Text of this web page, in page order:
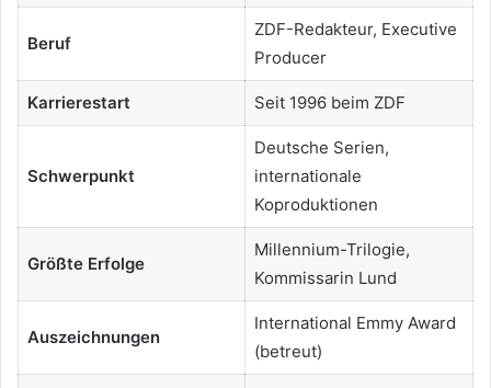
Beruf
ZDF-Redakteur, Executive
Producer
Karrierestart Seit 1996 beim ZDF
Schwerpunkt
Deutsche Serien,
internationale
Koproduktionen
Größte Erfolge
Millennium-Trilogie,
Kommissarin Lund
Auszeichnungen
International Emmy Award
(betreut)